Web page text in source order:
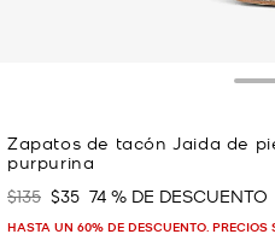
Zapatos de tacón Jaida de
purpurina
Era
$135 Ahora
$35 74 % DE DESCUENTO
HASTA UN 60% DE DESCUENTO.